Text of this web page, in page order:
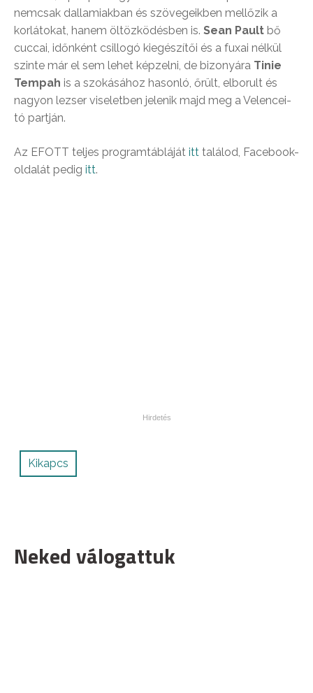
nemcsak dallamiakban és szövegeikben mellőzik a
korlátokat, hanem öltözködésben is. Sean Pault bő
cuccai, időnként csillogó kiegészítői és a fuxai nélkül
szinte már el sem lehet képzelni, de bizonyára Tinie
Tempah is a szokásához hasonló, őrült, elborult és
nagyon lezser viseletben jelenik majd meg a Velencei-
tó partján.
Az EFOTT teljes programtábláját itt találod, Facebook-
oldalát pedig itt.
Kikapcs
Neked válogattuk